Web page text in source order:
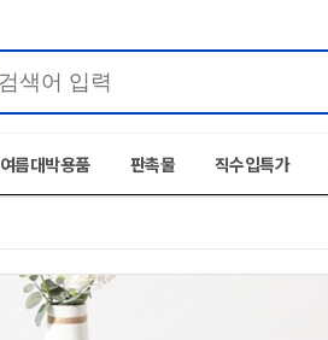
여름대박용품 판촉물 직수입특가